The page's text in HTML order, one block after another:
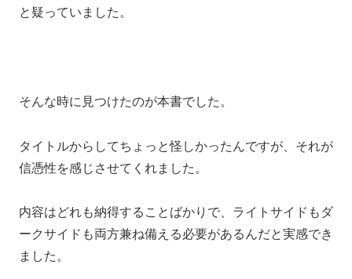
と疑っていました。
そんな時に見つけたのが本書でした。
タイトルからしてちょっと怪しかったんですが、それが
信憑性を感じさせてくれました。
内容はどれも納得することばかりで、ライトサイドもダ
ークサイドも両方兼ね備える必要があるんだと実感でき
ました。